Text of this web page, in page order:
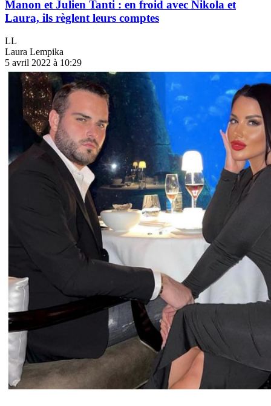
Manon et Julien Tanti : en froid avec Nikola et
Laura, ils règlent leurs comptes
LL
Laura Lempika
5 avril 2022 à 10:29